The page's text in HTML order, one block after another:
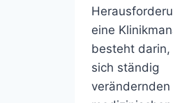
eine
besteht darin,
sich ständig
verändernden